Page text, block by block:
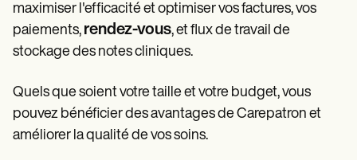
maximiser l'efficacité et optimiser vos factures, vos
paiements, rendez-vous, et flux de travail de
stockage des notes cliniques.
Quels que soient votre taille et votre budget, vous
pouvez bénéficier des avantages de Carepatron et
améliorer la qualité de vos soins.